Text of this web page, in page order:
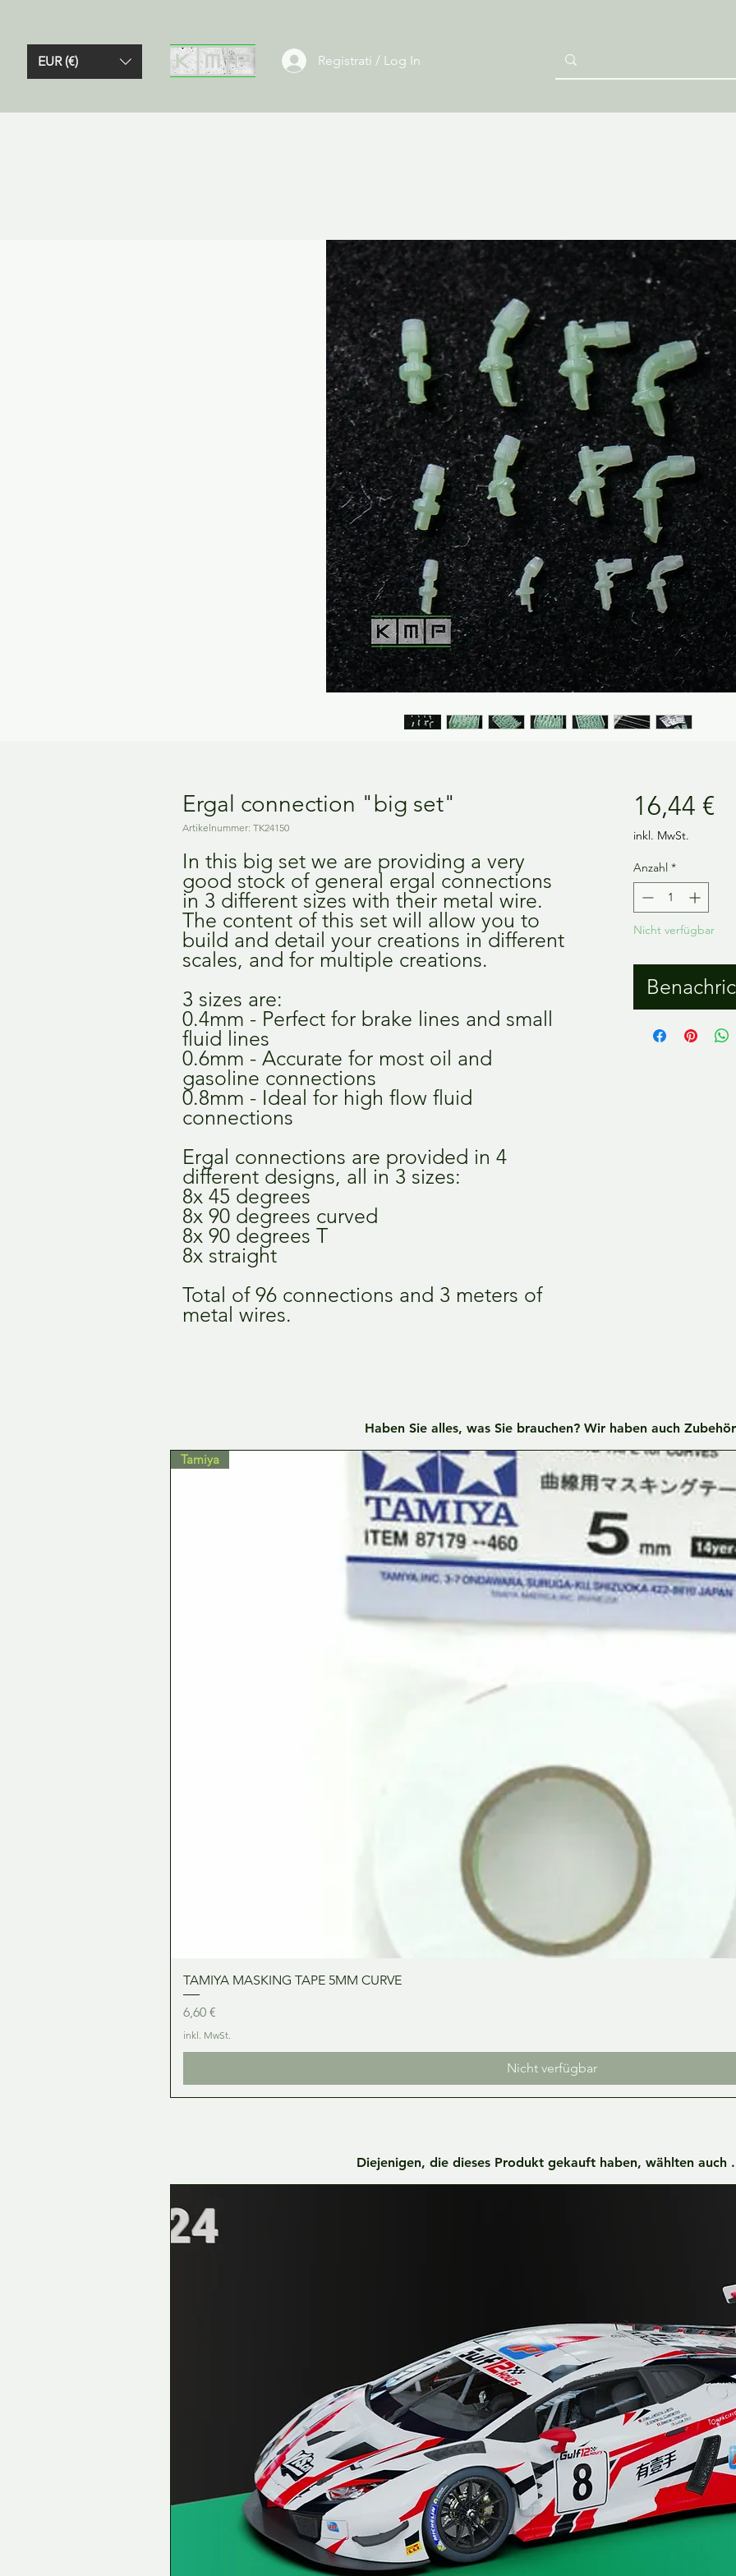
EUR (€) Registrati / Log In
Ergal connection "big set"
Artikelnummer: TK24150
In this big set we are providing a very
good stock of general ergal connections
in 3 different sizes with their metal wire.
The content of this set will allow you to
build and detail your creations in different
scales, and for multiple creations.
3 sizes are:
0.4mm - Perfect for brake lines and small
fluid lines
0.6mm - Accurate for most oil and
gasoline connections
0.8mm - Ideal for high flow fluid
connections
Ergal connections are provided in 4
different designs, all in 3 sizes:
8x 45 degrees
8x 90 degrees curved
8x 90 degrees T
8x straight
Total of 96 connections and 3 meters of
metal wires.
16,44 €
inkl. MwSt.
Anzahl *
Nicht verfügbar
Haben Sie alles, was Sie brauchen? Wir haben auch
Tamiya
TAMIYA MASKING TAPE 5MM CURVE
Preis
6,60 €
inkl. MwSt.
Nicht verfügbar
Diejenigen, die dieses Produkt gekauft haben, wählten auch